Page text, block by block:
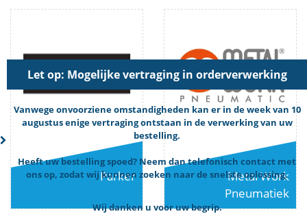
Let op: Mogelijke vertraging in orderverwerking
Vanwege onvoorziene omstandigheden kan er in de week van 10
augustus enige vertraging ontstaan in de verwerking van uw
bestelling.
Heeft uw bestelling spoed? Neem dan telefonisch contact met
ons op, zodat wij kunnen zoeken naar de snelste oplossing.
Wij danken u voor uw begrip.
Parker
Metal Work
Pneumatiek